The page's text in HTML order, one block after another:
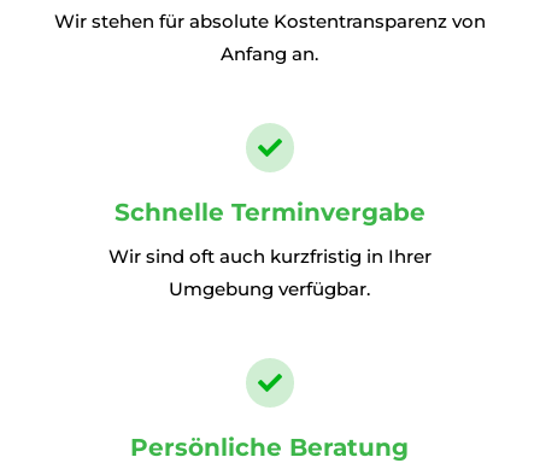
Wir stehen für absolute Kostentransparenz von
Anfang an.

Schnelle Terminvergabe
Wir sind oft auch kurzfristig in Ihrer
Umgebung verfügbar.

Persönliche Beratung